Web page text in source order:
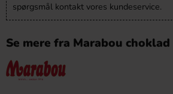
spørgsmål kontakt vores kundeservice.
Se mere fra Marabou choklad